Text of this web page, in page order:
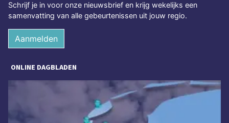
Schrijf je in voor onze nieuwsbrief en krijg wekelijks een
samenvatting van alle gebeurtenissen uit jouw regio.
Aanmelden
ONLINE DAGBLADEN